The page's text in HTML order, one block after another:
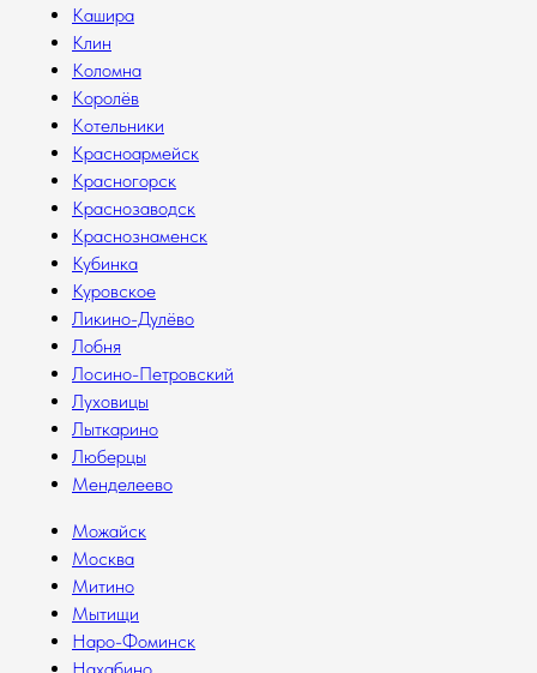
Кашира
Клин
Коломна
Королёв
Котельники
Красноармейск
Красногорск
Краснозаводск
Краснознаменск
Кубинка
Куровское
Ликино-Дулёво
Лобня
Лосино-Петровский
Луховицы
Лыткарино
Люберцы
Менделеево
Можайск
Москва
Митино
Мытищи
Наро-Фоминск
Нахабино